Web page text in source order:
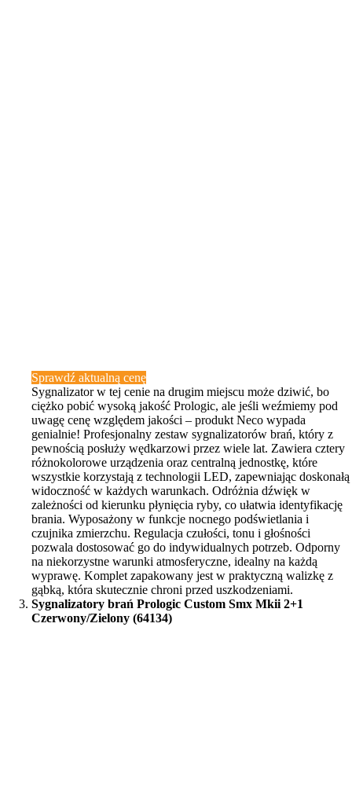
Sprawdź aktualną cenę
Sygnalizator w tej cenie na drugim miejscu może dziwić, bo
ciężko pobić wysoką jakość Prologic, ale jeśli weźmiemy pod
uwagę cenę względem jakości – produkt Neco wypada
genialnie! Profesjonalny zestaw sygnalizatorów brań, który z
pewnością posłuży wędkarzowi przez wiele lat. Zawiera cztery
różnokolorowe urządzenia oraz centralną jednostkę, które
wszystkie korzystają z technologii LED, zapewniając doskonałą
widoczność w każdych warunkach. Odróżnia dźwięk w
zależności od kierunku płynięcia ryby, co ułatwia identyfikację
brania. Wyposażony w funkcje nocnego podświetlania i
czujnika zmierzchu. Regulacja czułości, tonu i głośności
pozwala dostosować go do indywidualnych potrzeb. Odporny
na niekorzystne warunki atmosferyczne, idealny na każdą
wyprawę. Komplet zapakowany jest w praktyczną walizkę z
gąbką, która skutecznie chroni przed uszkodzeniami.
Sygnalizatory brań Prologic Custom Smx Mkii 2+1
Czerwony/Zielony (64134)